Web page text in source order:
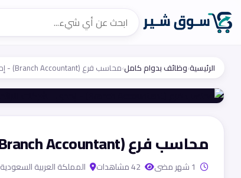
الرئيسية›وظائف بدوام كامل›محاسب فرع (Branch Accountant) - إحدى الشركات الرائدة
محاسب فرع (Branch Accountant) - إحدى الشركات الرائدة
المملكة العربية السعودية